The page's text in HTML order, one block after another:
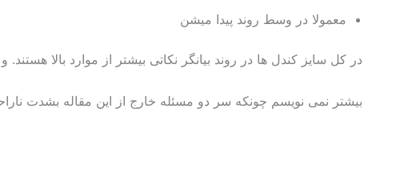
معمولا در وسط روند پیدا میشن
در کل سایز کندل ها در روند بیانگر نکاتی بیشتر از موارد بالا
بیشتر نمی نویسم چونکه سر دو مسئله خارج از این مقاله بشدت